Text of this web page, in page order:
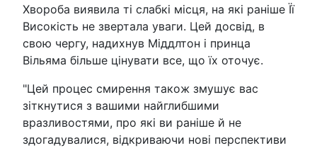
Хвороба виявила ті слабкі місця, на які раніше Її
Високість не звертала уваги. Цей досвід, в
свою чергу, надихнув Міддлтон і принца
Вільяма більше цінувати все, що їх оточує.
"Цей процес смирення також змушує вас
зіткнутися з вашими найглибшими
вразливостями, про які ви раніше й не
здогадувалися, відкриваючи нові перспективи